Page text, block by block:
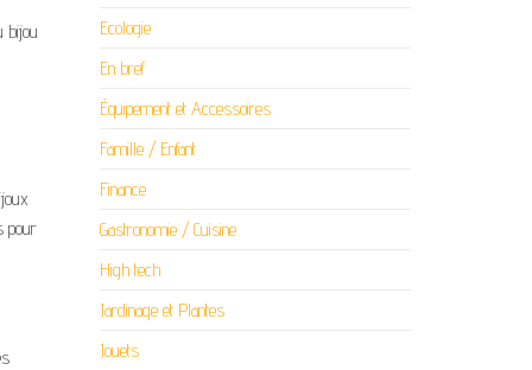
bijou
pour
Ecologie
En bref
Équipement et Accessoires
Famille / Enfant
Finance
Gastronomie / Cuisine
High tech
Jardinage et Plantes
Jouets